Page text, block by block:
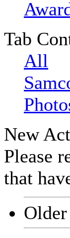
Tab
All
New
Please
that